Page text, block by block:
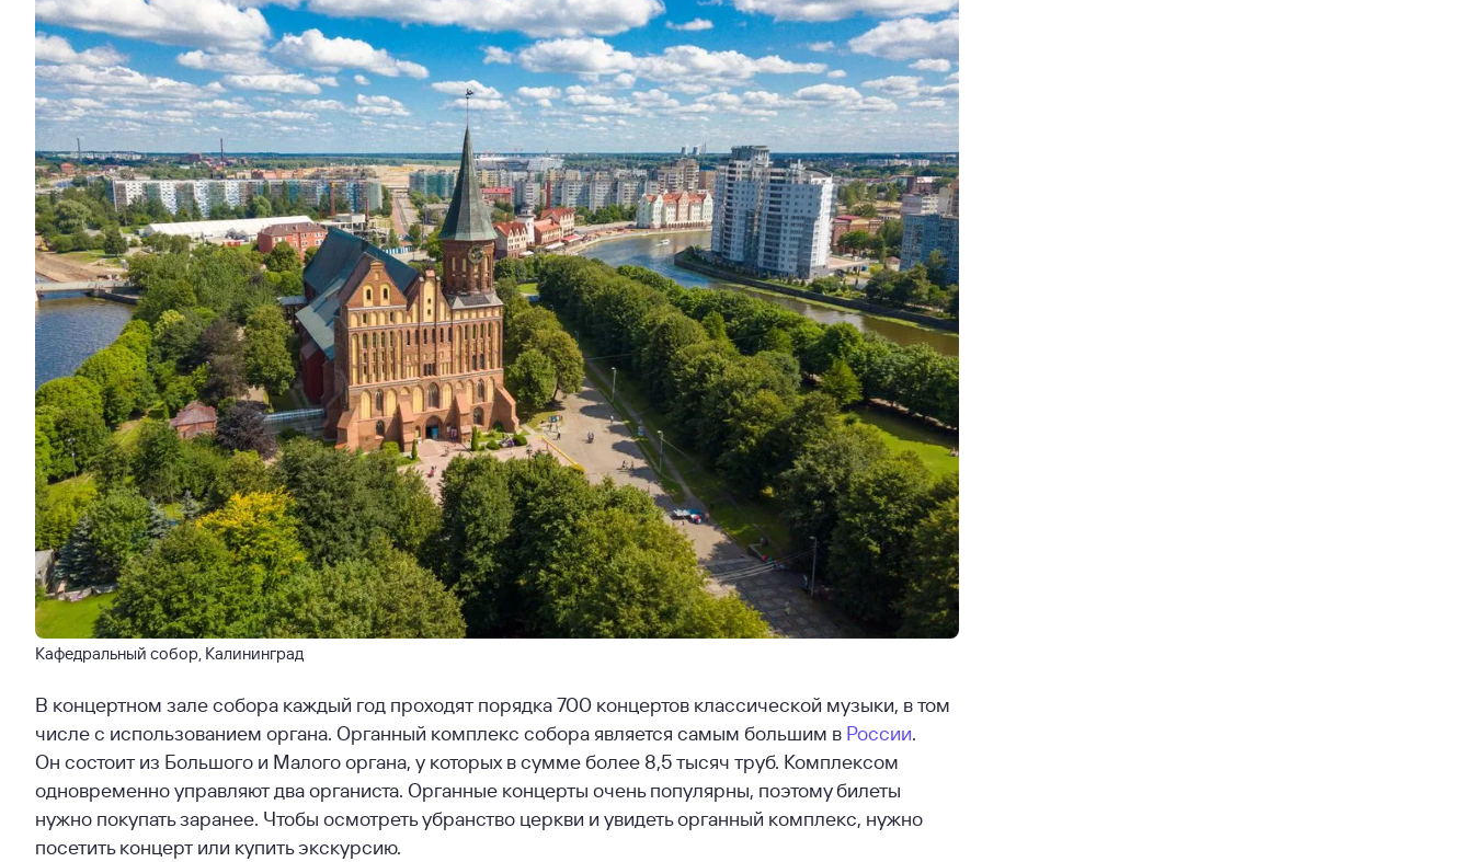
Кафедральный собор, Калининград
В концертном зале собора каждый год проходят порядка 700 концертов классической музыки, в том
числе с использованием органа. Органный комплекс собора является самым большим в России.
Он состоит из Большого и Малого органа, у которых в сумме более 8,5 тысяч труб. Комплексом
одновременно управляют два органиста. Органные концерты очень популярны, поэтому билеты
нужно покупать заранее. Чтобы осмотреть убранство церкви и увидеть органный комплекс, нужно
посетить концерт или купить экскурсию.